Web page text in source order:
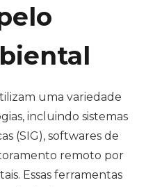
uma variedade
incluindo sistemas
(SIG), softwares de
remoto por
Essas ferramentas